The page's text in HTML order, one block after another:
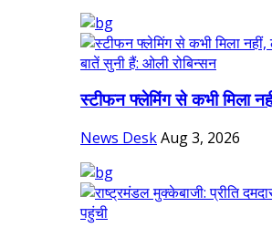
स्टीफन फ्लेमिंग से कभी मिला
News DeskAug 3, 2026